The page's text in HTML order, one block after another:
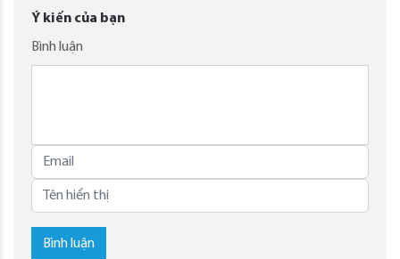
Ý kiến của bạn
Bình luận
Bình luận